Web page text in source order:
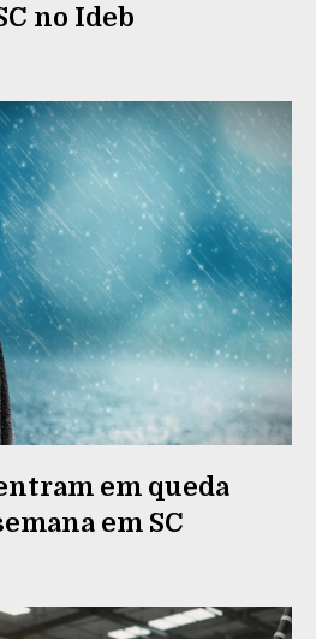
no Ideb
em queda
em SC